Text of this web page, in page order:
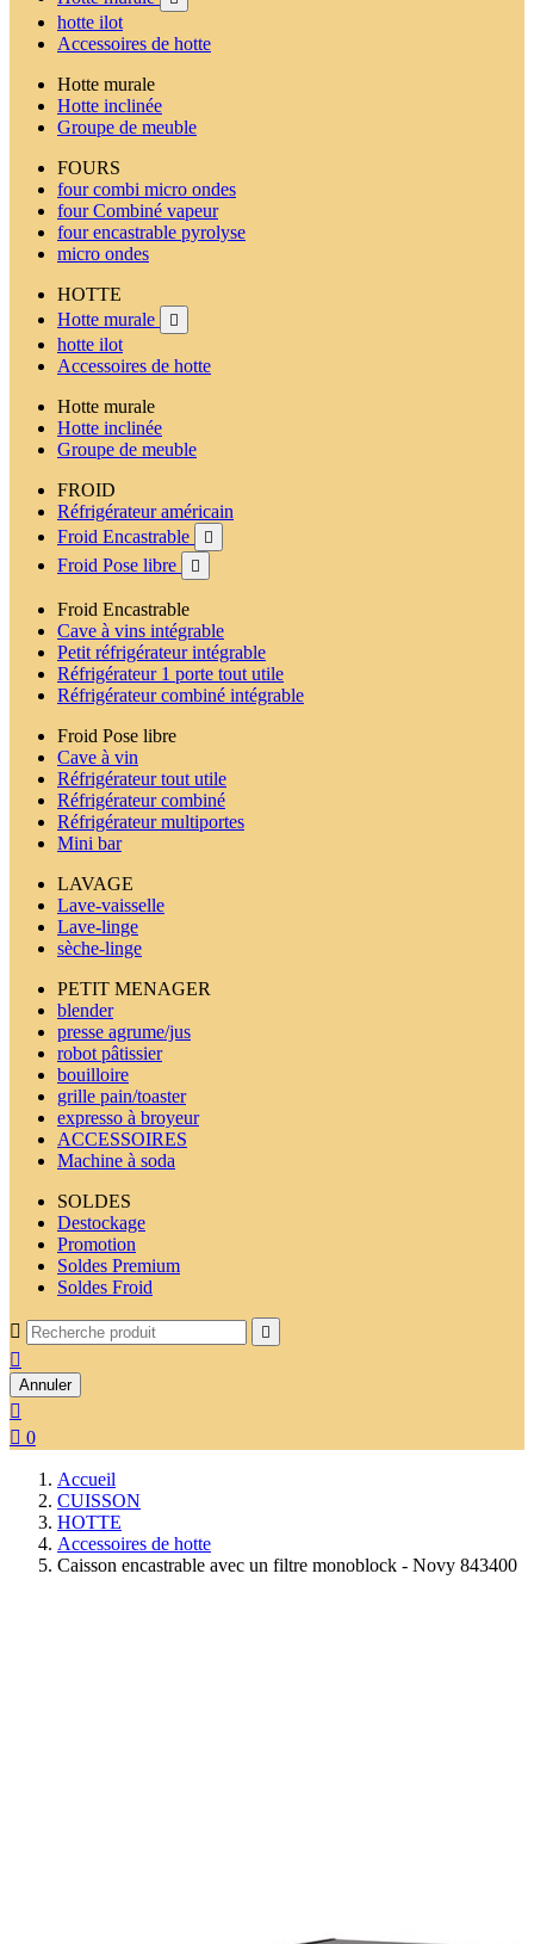
hotte ilot
Accessoires de hotte
Hotte murale
Hotte inclinée
Groupe de meuble
FOURS
four combi micro ondes
four Combiné vapeur
four encastrable pyrolyse
micro ondes
HOTTE
Hotte murale

hotte ilot
Accessoires de hotte
Hotte murale
Hotte inclinée
Groupe de meuble
FROID
Réfrigérateur américain
Froid Encastrable

Froid Pose libre 
Froid Encastrable
Cave à vins intégrable
Petit réfrigérateur intégrable
Réfrigérateur 1 porte tout utile
Réfrigérateur combiné intégrable
Froid Pose libre
Cave à vin
Réfrigérateur tout utile
Réfrigérateur combiné
Réfrigérateur multiportes
Mini bar
LAVAGE
Lave-vaisselle
Lave-linge
sèche-linge
PETIT MENAGER
blender
presse agrume/jus
robot pâtissier
bouilloire
grille pain/toaster
expresso à broyeur
ACCESSOIRES
Machine à soda
SOLDES
Destockage
Promotion
Soldes Premium
Soldes Froid
 

Annuler

 0
Accueil
CUISSON
HOTTE
Accessoires de hotte
Caisson encastrable avec un filtre monoblock - Novy 843400